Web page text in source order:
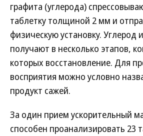
графита (углерода)
таблетку толщиной 2 мм и
физическую установку. Углерод
получают в несколько этапов,
которых восстановление. Для
восприятия можно условно
продукт сажей.
За один прием ускорительный
способен проанализировать 23